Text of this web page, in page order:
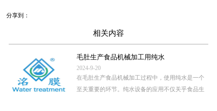
分享到：
相关内容
毛肚生产食品机械加工用纯水
2024-9-20
在毛肚生产食品机械加工过程中，使用纯水是一个
至关重要的环节。纯水设备的应用不仅关乎食品生